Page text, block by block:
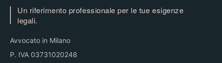
Un riferimento professionale per le tue esigenze
legali.
Avvocato in Milano
P. IVA 03731020248